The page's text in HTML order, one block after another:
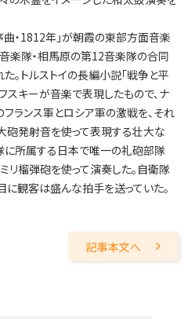
・1812年」が朝霞の東部方面音楽
楽隊・相馬原の第12音楽隊の合同
。トルストイの長編小説「戦争と平
スキーが音楽で表現したもので、ナ
ランス軍とロシア軍の激戦を、それ
砲発射音を使って表現する壮大な
に所属する日本で唯一の礼砲部隊
リ榴弾砲を使って演奏した。自衛隊
に観客は盛んな拍手を送っていた。
記事本文へ